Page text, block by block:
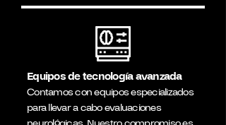
Equipos de tecnología avanzada
Contamos con equipos especializados
para llevar a cabo evaluaciones